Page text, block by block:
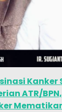
Kanker
ATR/